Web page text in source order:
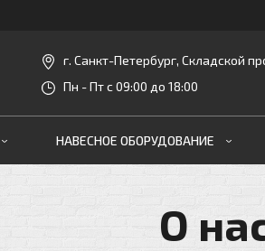
г. Санкт-Петербург, Складской
Пн - Пт с 09:00 до 18:00
НАВЕСНОЕ ОБОРУДОВАНИЕ
О